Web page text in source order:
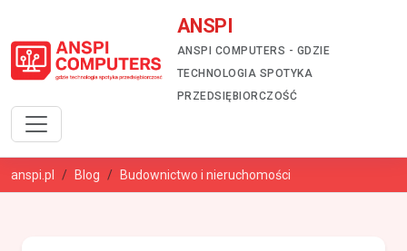
ANSPI
ANSPI COMPUTERS - GDZIE
TECHNOLOGIA SPOTYKA
PRZEDSIĘBIORCZOŚĆ
anspi.pl Blog Budownictwo i nieruchomości